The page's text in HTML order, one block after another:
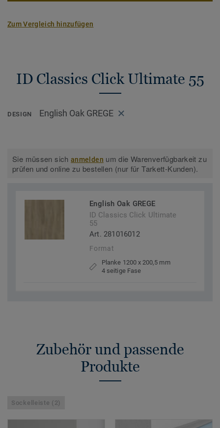
Zum Vergleich hinzufügen
ID Classics Click Ultimate 55
DESIGN English Oak GREGE
Sie müssen sichanmelden um die Warenverfügbarkeit zu
prüfen und online zu bestellen (nur für Tarkett-Kunden).
English Oak GREGE
ID Classics Click Ultimate
55
Art. 281016012
Format
Planke 1200 x 200,5 mm
4 seitige Fase
Zubehör und passende
Produkte
Sockelleiste (2)